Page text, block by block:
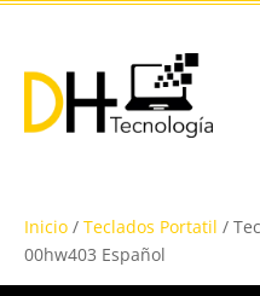
Inicio / Teclados Portatil /
00hw403 Español